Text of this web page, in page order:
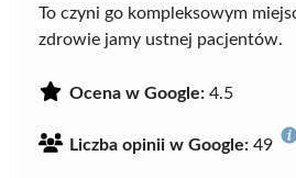
To czyni go kompleksowym
zdrowie jamy ustnej pacjentów.
Ocena w Google: 4.5
Liczba opinii w Google: 49